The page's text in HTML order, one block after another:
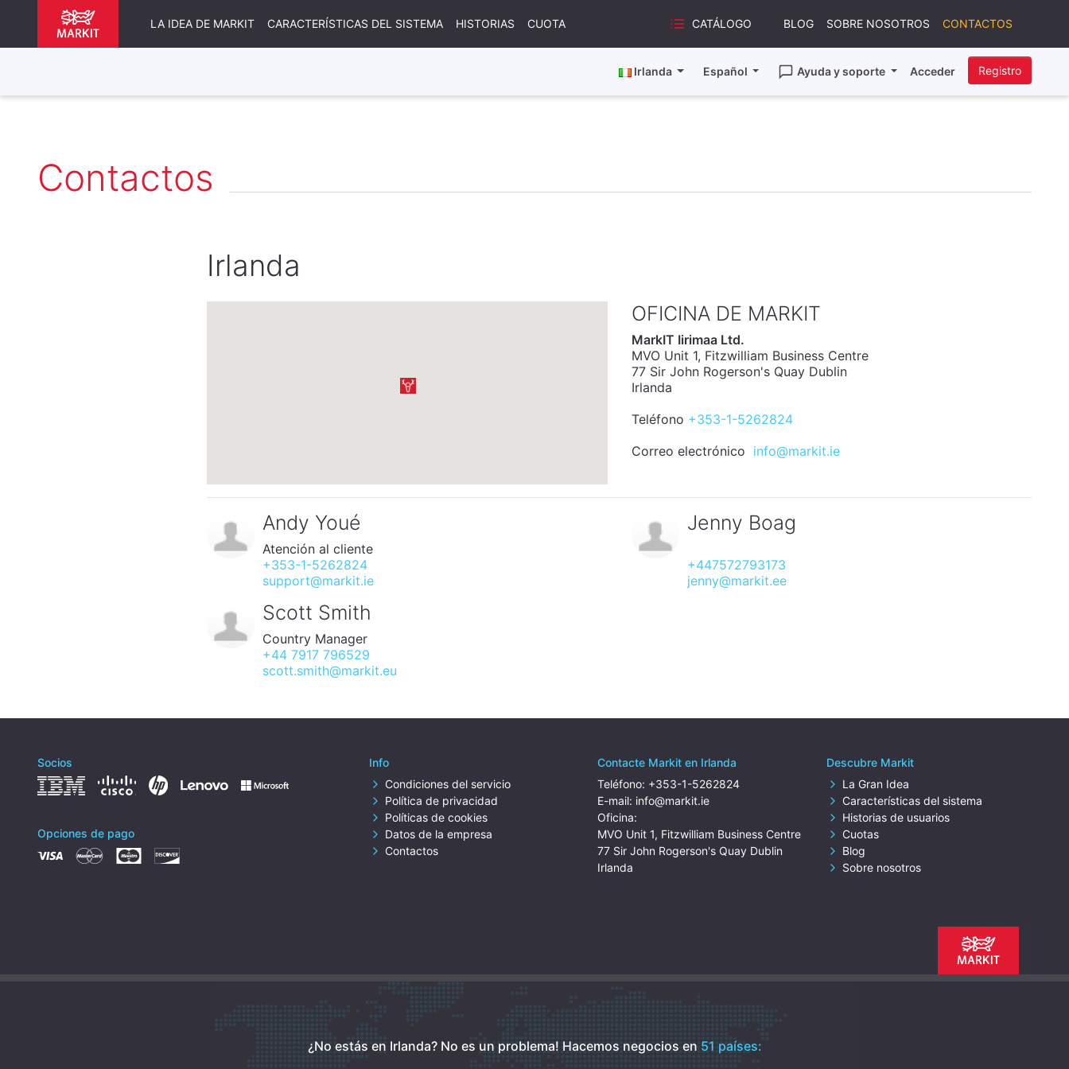
LA IDEA DE MARKIT CARACTERÍSTICAS DEL SISTEMA HISTORIAS CUOTA CATÁLOGO BLOG SOBRE NOSOTROS CONTACTOS
Irlanda Español Ayuda y soporte Acceder Registro
Contactos
Irlanda
OFICINA DE MARKIT
MarkIT Iirimaa Ltd.
MVO Unit 1, Fitzwilliam Business Centre
77 Sir John Rogerson's Quay Dublin
Irlanda
Teléfono +353-1-5262824
Correo electrónico info@markit.ie
Andy Youé
Atención al cliente
+353-1-5262824
support@markit.ie
Jenny Boag
+447572793173
jenny@markit.ee
Scott Smith
Country Manager
+44 7917 796529
scott.smith@markit.eu
Info
Condiciones del servicio
Política de privacidad
Políticas de cookies
Datos de la empresa
Contactos
Contacte Markit en Irlanda
Teléfono: +353-1-5262824
E-mail: info@markit.ie
Oficina:
MVO Unit 1, Fitzwilliam Business Centre
77 Sir John Rogerson's Quay Dublin
Irlanda
Descubre Markit
La Gran Idea
Características del sistema
Historias de usuarios
Cuotas
Blog
Sobre nosotros
Socios
Opciones de pago
¿No estás en Irlanda? No es un problema! Hacemos negocios en 51 países: